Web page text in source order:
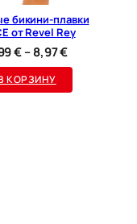
бикини-плавки
от Revel Rey
€–8,97€Диапазон
цен:
КОРЗИНУ